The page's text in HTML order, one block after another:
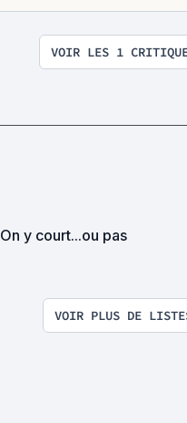
VOIR LES 1
On y court...ou pas
VOIR PLUS DE